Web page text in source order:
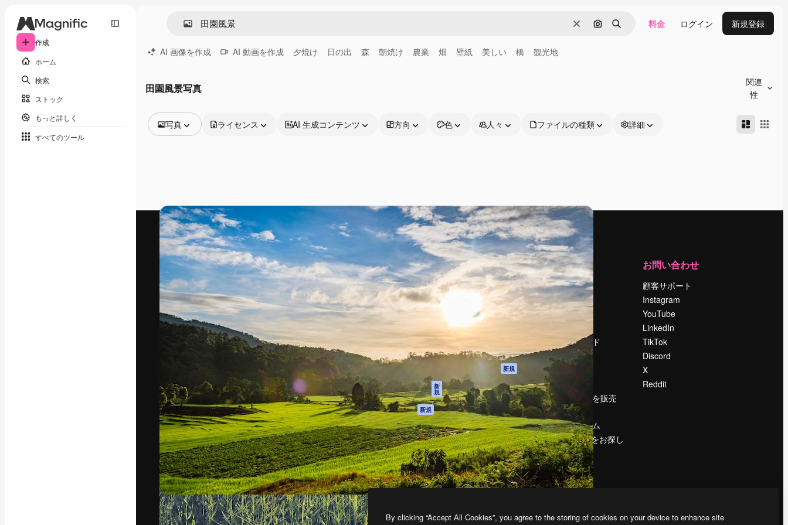
作成
ホーム
検索
ストック
もっと詳しく
すべてのツール
消去 画像で検索
検索 料金 ログイン 新規登録
AI 画像を作成 AI 動画を作成 夕焼け 日の出 森 朝焼け 農業 畑 壁紙 美しい 橋 観光地
田園風景写真
関連
性
写真
動画
映像素材
モーショングラフィックス
動画テンプレート
アイコン
3D モデル
フォント
ライセンス AI 生成コンテンツ 方向 色 人々 ファイルの種類 詳細
最高のクリエイティブ制作を導くためのプラ
ットフォーム。クリエイター、企業、代理
店、スタジオを含む100万人以上が利用して
います。
日本語
製品
Spaces
AI アシスタント
AI 画像生成ツール
AI 動画生成ツール
AI 音声合成ツール
ストックコンテン
Claude/ChatGPT
向けMCP
新
規
エージェント 新規
API
モバイルアプリ
すべてのMagnificツ
ール
はじめに
Academy
ドキュメント
サポート
利用規約
シー
新規
クッキーポリシー
トラストセンター
アフィリエイト
法人向け
運営
料金
会社概要
Reviews
検索トレンド
ブログ
Slidesgo
コンテンツを販売
する
プレスルーム
magnific.aiをお探し
ですか？
お問い合わせ
顧客サポート
Instagram
YouTube
LinkedIn
TikTok
Discord
X
Reddit
Copyright © 2010-2026Freepik Company S.L.U.無断複写・転載を禁じます
By clicking “Accept All Cookies”, you agree to the storing of cookies on your device to enhance site